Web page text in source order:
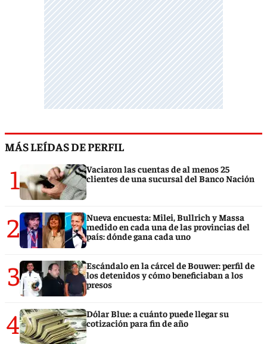
MÁS LEÍDAS DE PERFIL
1
Vaciaron las cuentas de al menos 25
clientes de una sucursal del Banco Nación
2
Nueva encuesta: Milei, Bullrich y Massa
medido en cada una de las provincias del
país: dónde gana cada uno
3
Escándalo en la cárcel de Bouwer: perfil de
los detenidos y cómo beneficiaban a los
presos
4
Dólar Blue: a cuánto puede llegar su
cotización para fin de año